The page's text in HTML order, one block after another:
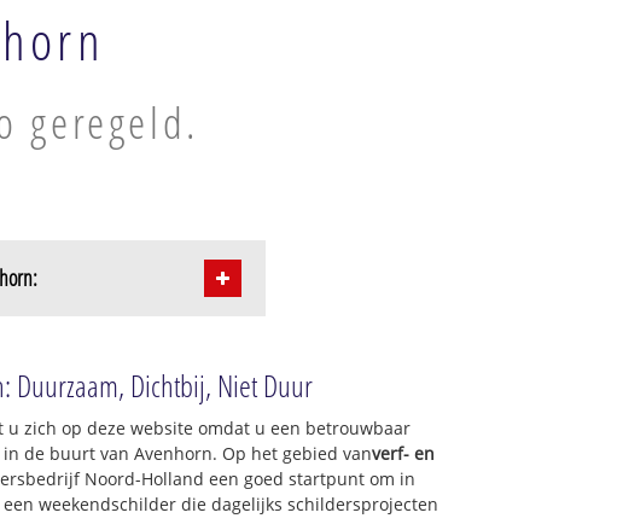
geregeld.
Duurzaam, Dichtbij, Niet Duur
zich op deze website omdat u een betrouwbaar
de buurt van Avenhorn. Op het gebied vanverf- en
Noord-Holland een goed startpunt om in
weekendschilder die dagelijks schildersprojecten